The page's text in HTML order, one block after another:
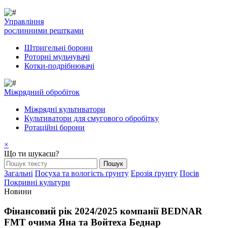
Управління
рослинними рештками
Штригельні борони
Pоторні мульчувачі
Котки-подрібнювачі
Mіжрядний обробіток
Міжрядні культиватори
Культиватори для смугового обробітку
Ротаційні борони
×
Що ти шукаєш?
Загальні Посуха та вологість ґрунту Ерозія ґрунту Посів
Покривні культури
Новини
Фінансовий рік 2024/2025 компанії BEDNAR
FMT очима Яна та Войтеха Беднар